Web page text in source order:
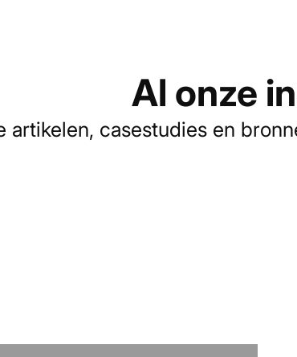
Al onze
artikelen, casestudies en